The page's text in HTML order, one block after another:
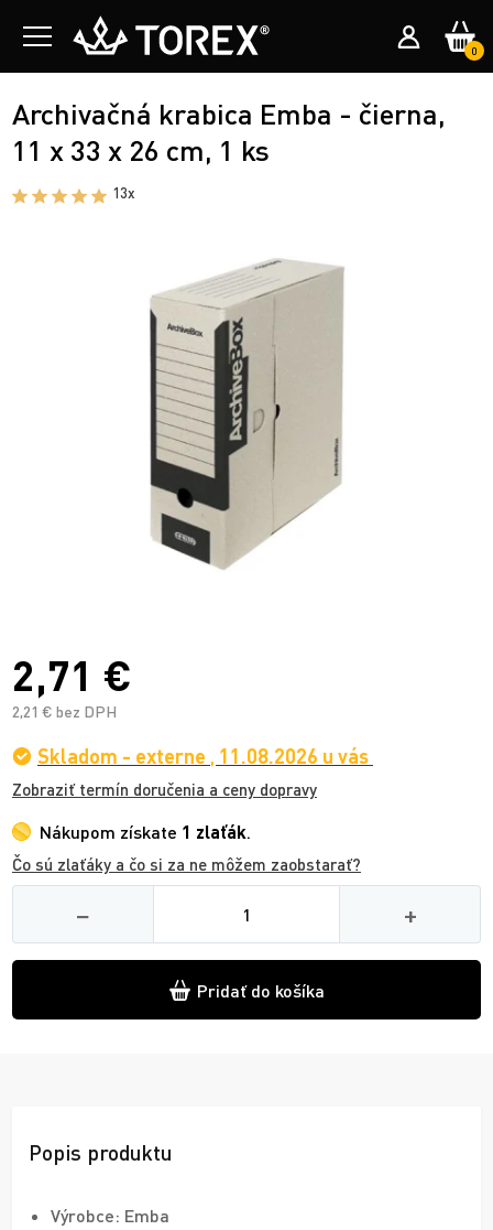
0
Archivačná krabica Emba - čierna,
11 x 33 x 26 cm, 1 ks
13x
2,71 €
2,21 € bez DPH
Skladom - externe , 11.08.2026 u vás
Zobraziť termín doručenia a ceny dopravy
Nákupom získate 1 zlaťák.
Čo sú zlaťáky a čo si za ne môžem zaobstarať?
−
Množství
+
Pridať do košíka
Popis produktu
Výrobce: Emba